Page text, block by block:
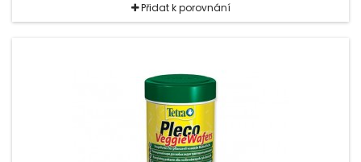
Přidat k porovnání